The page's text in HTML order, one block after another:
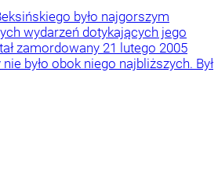
było najgorszym
wydarzeń dotykających jego
zamordowany 21 lutego 2005
było obok niego najbliższych. Był